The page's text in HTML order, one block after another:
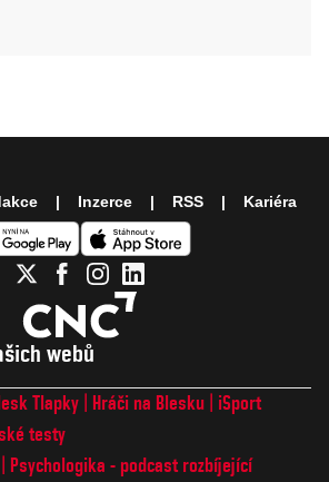
webů
Tlapky Hráči na Blesku
iSport
testy
Psychologika - podcast rozbíjející
Inzerce RSS Kariéra